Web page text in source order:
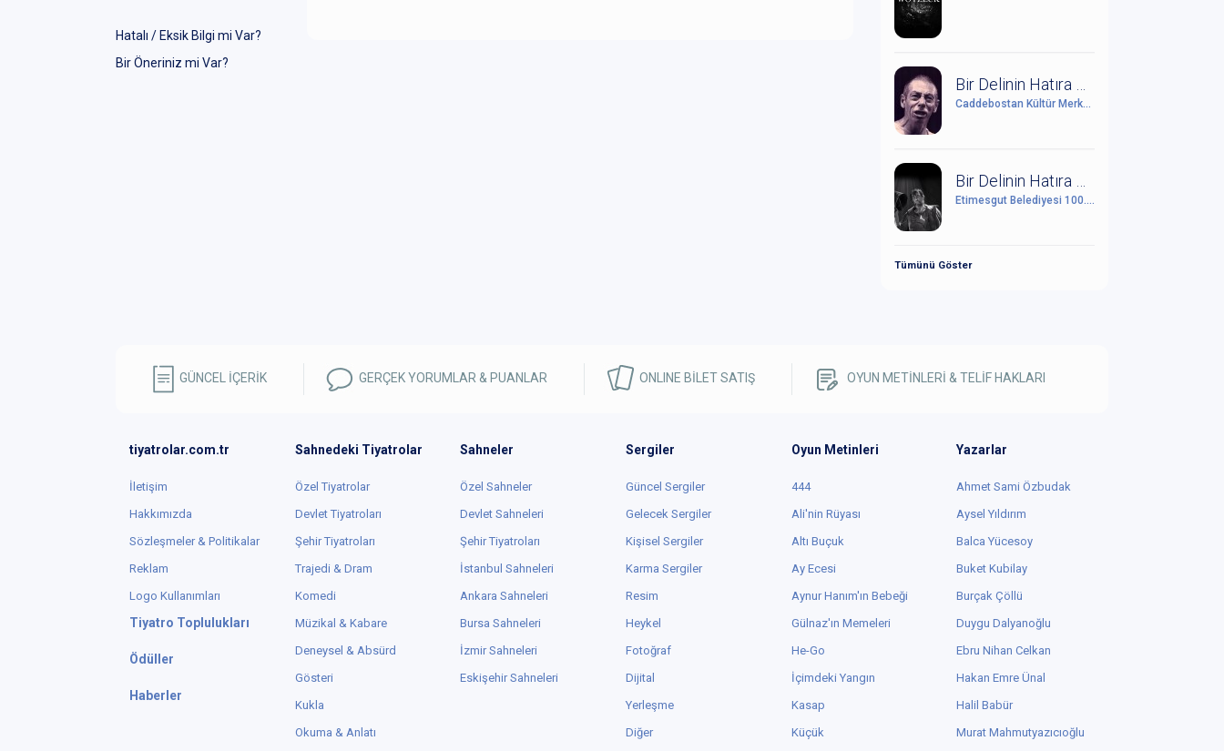
Hatalı / Eksik Bilgi mi Var?
Bir Öneriniz mi Var?
Caddebostan Kültür Merkezi
Etimesgut Belediyesi 100. Yıl Cumhuriyet Kültür Sanat Merkezi
Tümünü Göster
GÜNCEL İÇERİK GERÇEK YORUMLAR & PUANLAR ONLINE BİLET SATIŞ OYUN METİNLERİ & TELİF HAKLARI
tiyatrolar.com.tr
İletişim
Hakkımızda
Sözleşmeler & Politikalar
Reklam
Logo Kullanımları
Tiyatro Toplulukları
Ödüller
Haberler
Sahnedeki Tiyatrolar
Özel Tiyatrolar
Devlet Tiyatroları
Şehir Tiyatroları
Trajedi & Dram
Komedi
Müzikal & Kabare
Deneysel & Absürd
Gösteri
Kukla
Okuma & Anlatı
Sahneler
Özel Sahneler
Devlet Sahneleri
Şehir Tiyatroları
İstanbul Sahneleri
Ankara Sahneleri
Bursa Sahneleri
İzmir Sahneleri
Eskişehir Sahneleri
Sergiler
Güncel Sergiler
Gelecek Sergiler
Kişisel Sergiler
Karma Sergiler
Resim
Heykel
Fotoğraf
Dijital
Yerleşme
Diğer
Oyun Metinleri
444
Ali'nin Rüyası
Altı Buçuk
Ay Ecesi
Aynur Hanım'ın Bebeği
Gülnaz'ın Memeleri
He-Go
İçimdeki Yangın
Kasap
Küçük
Yazarlar
Ahmet Sami Özbudak
Aysel Yıldırım
Balca Yücesoy
Buket Kubilay
Burçak Çöllü
Duygu Dalyanoğlu
Ebru Nihan Celkan
Hakan Emre Ünal
Halil Babür
Murat Mahmutyazıcıoğlu